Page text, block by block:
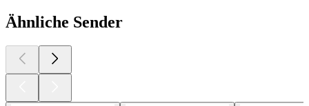
Ähnliche Sender